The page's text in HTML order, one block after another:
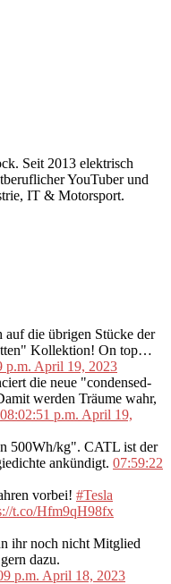
Seit 2013 elektrisch
YouTuber und
IT & Motorsport.
die übrigen Stücke der
Kollektion! On top…
p.m. April 19, 2023
die neue "condensed-
werden Träume wahr,
08:02:51 p.m. April 19,
500Wh/kg". CATL ist der
ankündigt. 07:59:22
vorbei! #Tesla
t.co/Hfm9qH98fx
ihr noch nicht Mitglied
dazu.
p.m. April 18, 2023